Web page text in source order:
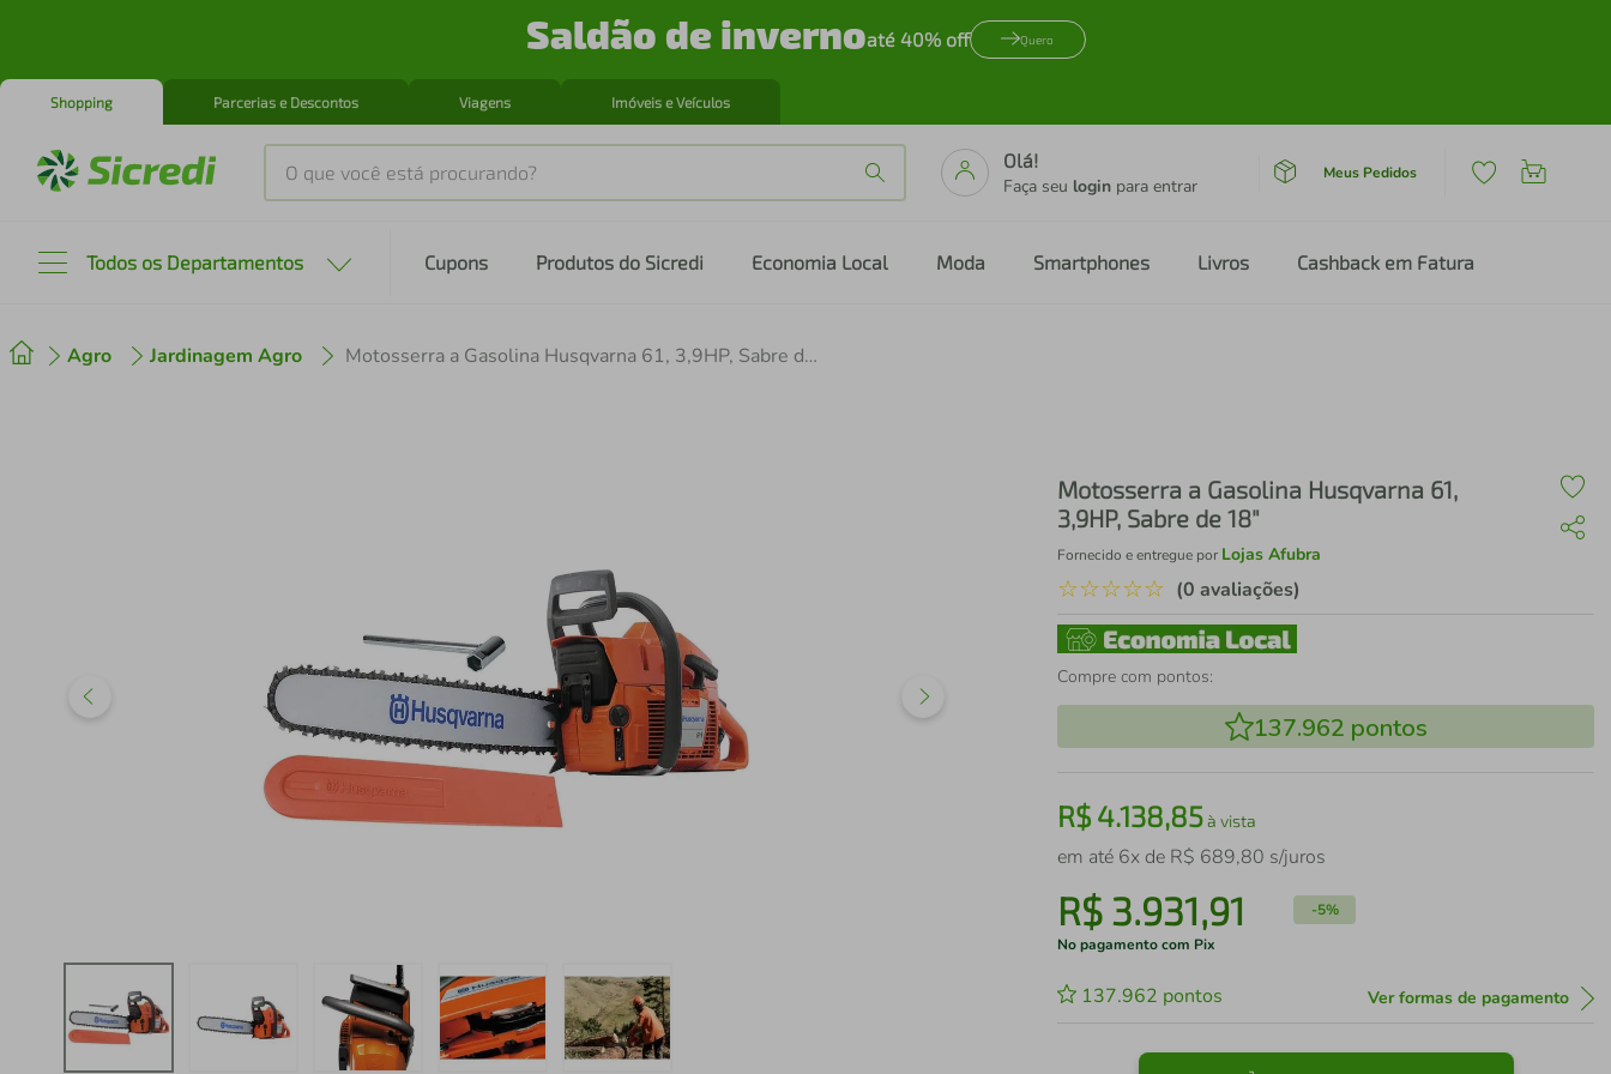
Saldão de invernoaté 40% off Quero
Shopping Parcerias e Descontos Viagens Imóveis e Veículos
O que você está procurando?
Olá!
Faça seu login para entrar
Meus Pedidos
Todos os Departamentos Cupons Produtos do Sicredi Economia Local Moda Smartphones Livros Cashback em Fatura
Agro Jardinagem Agro Motosserra a Gasolina Husqvarna 61, 3,9HP, Sabre de 18"
Motosserra a Gasolina Husqvarna 61,
3,9HP, Sabre de 18"
Fornecido e entregue por Lojas Afubra
☆☆☆☆☆ (0 avaliações)
Compre com pontos:
137.962 pontos
R$4.138,85à vista
em até 6x de R$ 689,80 s/juros
R$ 3.931,91 -5%
No pagamento com Pix
137.962 pontos Ver formas de pagamento
2º cafeteira